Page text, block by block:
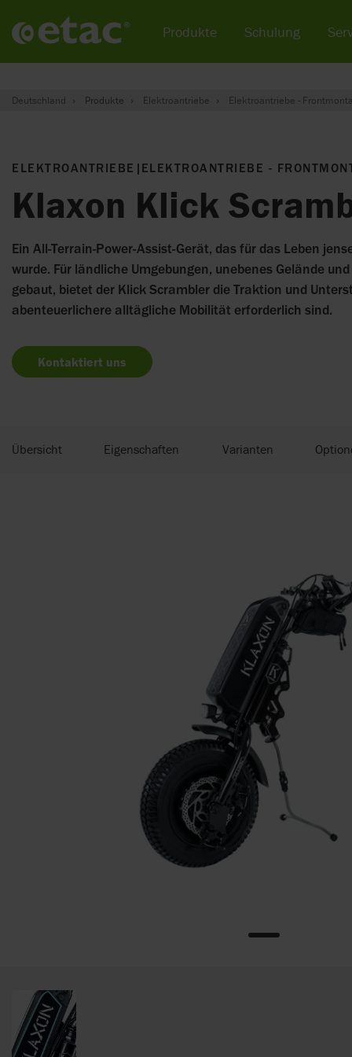
Deutschland Produkte Elektroantriebe Elektroantriebe -
ELEKTROANTRIEBE | ELEKTROANTRIEBE -
Klaxon Klick
Ein All-Terrain-Power-Assist-Gerät, das für das Leben
wurde. Für ländliche Umgebungen, unebenes Gelände
gebaut, bietet der Klick Scrambler die Traktion und
abenteuerlichere alltägliche Mobilität erforderlich sind.
Kontaktiert uns
Übersicht Eigenschaften Varianten
Produkte Schulung